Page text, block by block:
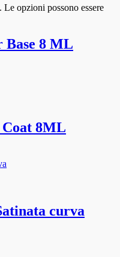
opzioni possono essere
Base 8 ML
8ML
curva